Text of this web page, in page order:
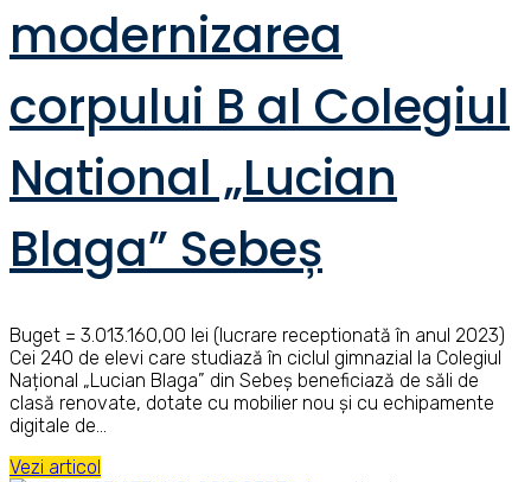
modernizarea
corpului B al Colegiul
National „Lucian
Blaga” Sebeș
Buget = 3.013.160,00 lei (lucrare receptionată în anul 2023)
Cei 240 de elevi care studiază în ciclul gimnazial la Colegiul
Național „Lucian Blaga” din Sebeș beneficiază de săli de
clasă renovate, dotate cu mobilier nou și cu echipamente
digitale de…
Vezi articol